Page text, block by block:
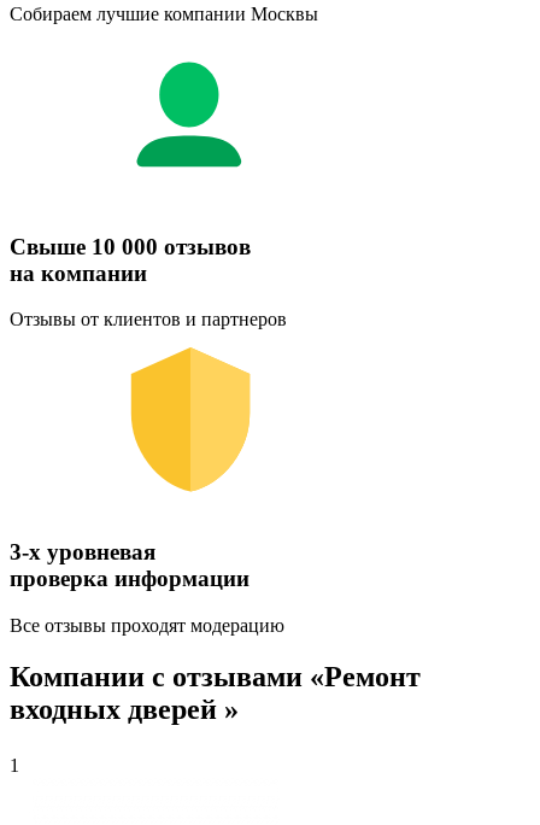
Собираем лучшие компании Москвы
Свыше 10 000 отзывов
на компании
Отзывы от клиентов и партнеров
3-х уровневая
проверка информации
Все отзывы проходят модерацию
Компании с отзывами «Ремонт
входных дверей »
1